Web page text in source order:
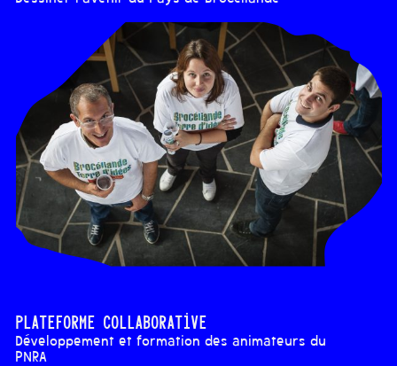
Plateforme collaborative
Développement et formation des animateurs du
PNRA